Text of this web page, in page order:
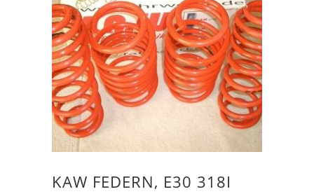
KAW FEDERN, E30 318I